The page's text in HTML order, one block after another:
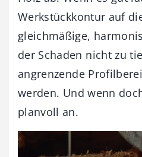
Werkstückkontur auf
gleichmäßige,
der Schaden nicht zu
angrenzende
werden. Und wenn
planvoll an.